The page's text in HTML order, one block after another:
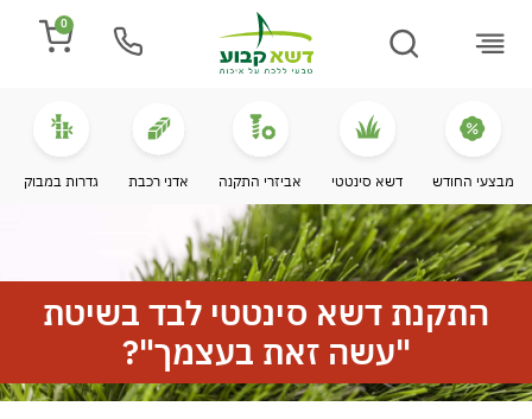
0
מבצעי החודש דשא סינטטי אביזרי התקנה אדני רכבת גדרות במבוק
התקנת דשא סינטטי לבד בשיטת
"עשה זאת בעצמך"?